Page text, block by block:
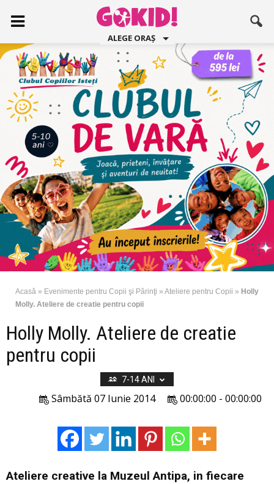
ALEGE ORAȘ
Acasă » Evenimente pentru Copii şi Părinţi » Ateliere pentru Copii » Holly
Molly. Ateliere de creatie pentru copii
Holly Molly. Ateliere de creatie
pentru copii
7-14 ANI
00:00:00 - 00:00:00
Sâmbătă 07 Iunie 2014
Ateliere creative la Muzeul Antipa, in fiecare